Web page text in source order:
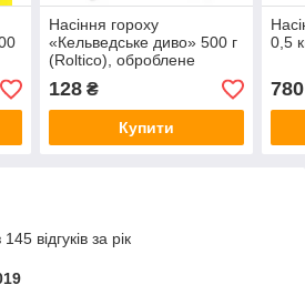
Насіння гороху
«Кельведське диво» 500 г
(Roltico), оброблене
128₴
Купити
0,5
780
відгуків за рік